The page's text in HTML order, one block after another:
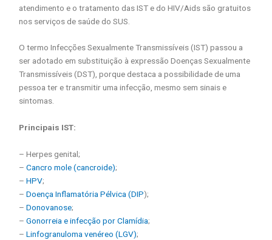
atendimento e o tratamento das IST e do HIV/Aids são gratuitos
nos serviços de saúde do SUS.
O termo Infecções Sexualmente Transmissíveis (IST) passou a
ser adotado em substituição à expressão Doenças Sexualmente
Transmissíveis (DST), porque destaca a possibilidade de uma
pessoa ter e transmitir uma infecção, mesmo sem sinais e
sintomas.
Principais IST:
– Herpes genital;
–Cancro mole (cancroide);
–HPV;
–Doença Inflamatória Pélvica (DIP);
–Donovanose;
–Gonorreia e infecção por Clamídia;
–Linfogranuloma venéreo (LGV);